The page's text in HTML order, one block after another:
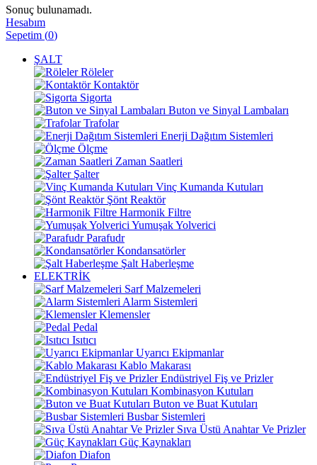
Sonuç bulunamadı.
Hesabım
Sepetim (0)
ŞALT
Röleler
Kontaktör
Sigorta
Buton ve Sinyal Lambaları
Trafolar
Enerji Dağıtım Sistemleri
Ölçme
Zaman Saatleri
Şalter
Vinç Kumanda Kutuları
Şönt Reaktör
Harmonik Filtre
Yumuşak Yolverici
Parafudr
Kondansatörler
Şalt Haberleşme
ELEKTRİK
Sarf Malzemeleri
Alarm Sistemleri
Klemensler
Pedal
Isıtıcı
Uyarıcı Ekipmanlar
Kablo Makarası
Endüstriyel Fiş ve Prizler
Kombinasyon Kutuları
Buton ve Buat Kutuları
Busbar Sistemleri
Sıva Üstü Anahtar Ve Prizler
Güç Kaynakları
Diafon